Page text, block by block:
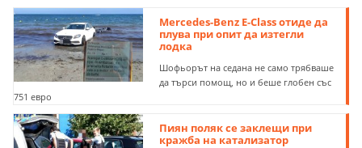
Mercedes-Benz E-Class отиде да
плува при опит да изтегли
лодка
Шофьорът на седана не само трябваше
да търси помощ, но и беше глобен със
751 евро
Пиян поляк се заклещи при
кражба на катализатор